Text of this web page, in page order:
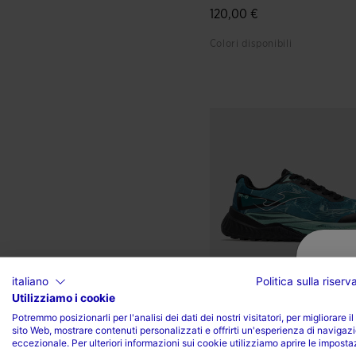
120,00 €
Colori disponibili
Scarpe Trail-Running Tr-8
26 Unisex Petrolio
italiano
Politica sulla
Utilizziamo i cookie
Potremmo posizionarli per l'analisi dei dati dei nostri visitatori, per migliorare il
sito Web, mostrare contenuti personalizzati e offrirti un'esperienza di
eccezionale. Per ulteriori informazioni sui cookie utilizziamo aprire le